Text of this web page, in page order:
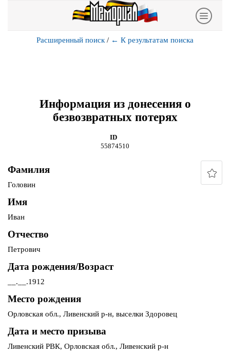
Расширенный поиск / ← К результатам поиска
Информация из донесения о
безвозвратных потерях
ID
55874510
Фамилия
Головин
Имя
Иван
Отчество
Петрович
Дата рождения/Возраст
__.__.1912
Место рождения
Орловская обл., Ливенский р-н, выселки Здоровец
Дата и место призыва
Ливенский РВК, Орловская обл., Ливенский р-н